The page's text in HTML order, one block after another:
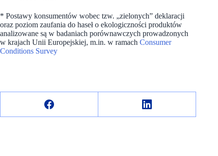
* Postawy konsumentów wobec tzw. „zielonych” deklaracji
oraz poziom zaufania do haseł o ekologiczności produktów
analizowane są w badaniach porównawczych prowadzonych
w krajach Unii Europejskiej, m.in. w ramach Consumer
Conditions Survey